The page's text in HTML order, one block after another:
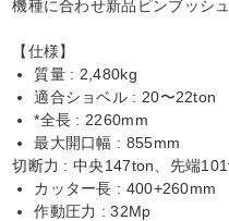
機種に合わせ新品ピンブッシ
【仕様】
質量 : 2,480kg
適合ショベル : 20〜22ton
*全長 : 2260mm
最大開口幅 : 855mm
切断力 : 中央147ton、先端
カッター長 : 400+260mm
作動圧力 : 32Mp